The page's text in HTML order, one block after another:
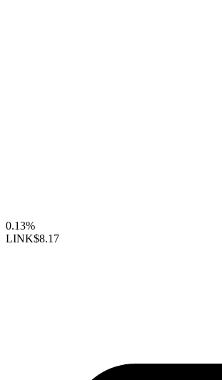
0.13%
LINK$8.17